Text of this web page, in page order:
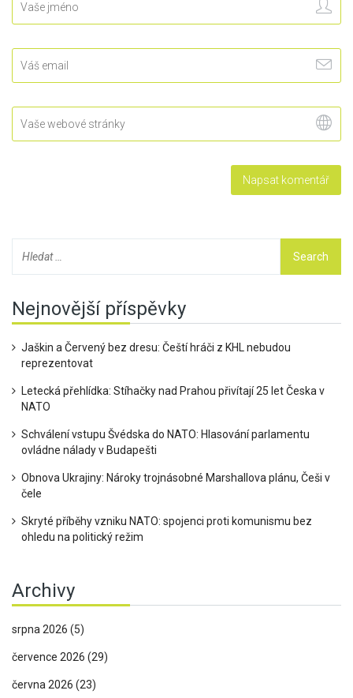
Nejnovější příspěvky
Jaškin a Červený bez dresu: Čeští hráči z KHL nebudou
reprezentovat
Letecká přehlídka: Stíhačky nad Prahou přivítají 25 let Česka v
NATO
Schválení vstupu Švédska do NATO: Hlasování parlamentu
ovládne nálady v Budapešti
Obnova Ukrajiny: Nároky trojnásobné Marshallova plánu, Češi v
čele
Skryté příběhy vzniku NATO: spojenci proti komunismu bez
ohledu na politický režim
Archivy
srpna 2026 (5)
července 2026 (29)
června 2026 (23)